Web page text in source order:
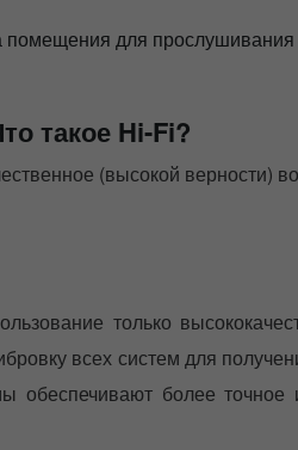
помещения для
такое Hi-Fi?
(высокой верности)
только
всех систем для
обеспечивают более точное